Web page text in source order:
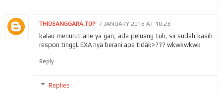
THIOSANGGARA.TOP 7 JANUARY 2016 AT 10:23
kalau menurut ane ya gan, ada peluang tuh, sii sudah kasih
respon tinggL EXA nya berani apa tidak>??? wkwkwkwk
Reply
Replies